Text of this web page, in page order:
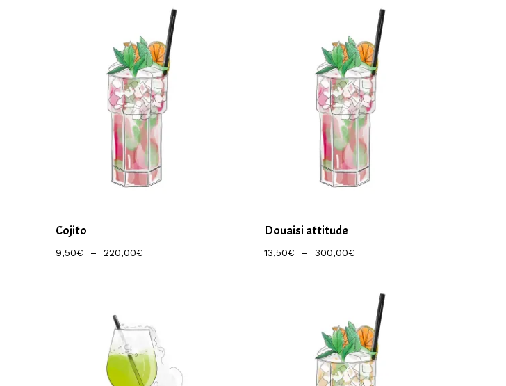
220,00€
240,00€
Cojito
9,50€ – 220,00€Plage
Douaisi attitude
13,50€ – 300,00€Plage
300,00€